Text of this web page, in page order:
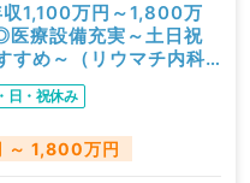
1,100万円～1,800万
療設備充実～土日祝
すめ～（リウマチ内科
日・祝休み
～ 1,800万円